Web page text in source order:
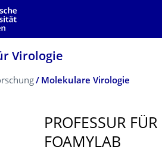
Virologie
Molekulare Virologie
PROFESSUR
FOAMYLAB